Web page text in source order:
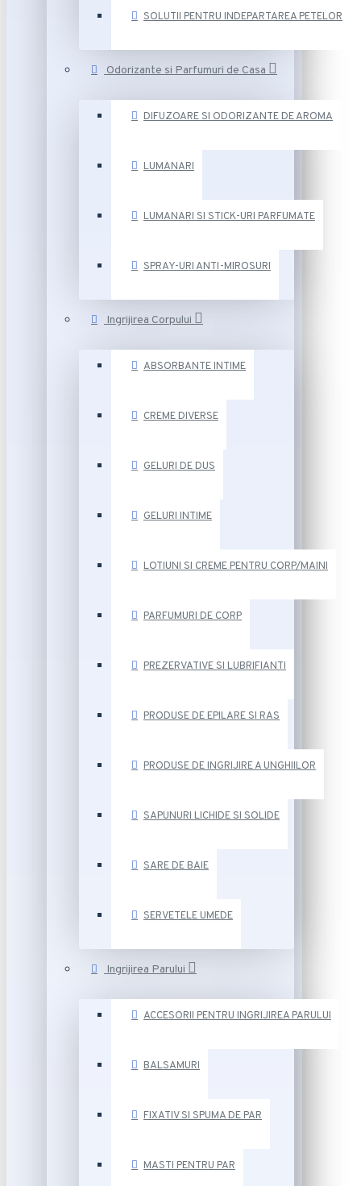
SOLUTII PENTRU INDEPARTAREA PETELOR
Odorizante si Parfumuri de Casa
DIFUZOARE SI ODORIZANTE DE AROMA
LUMANARI
LUMANARI SI STICK-URI PARFUMATE
SPRAY-URI ANTI-MIROSURI
Ingrijirea Corpului
ABSORBANTE INTIME
CREME DIVERSE
GELURI DE DUS
GELURI INTIME
LOTIUNI SI CREME PENTRU CORP/MAINI
PARFUMURI DE CORP
PREZERVATIVE SI LUBRIFIANTI
PRODUSE DE EPILARE SI RAS
PRODUSE DE INGRIJIRE A UNGHIILOR
SAPUNURI LICHIDE SI SOLIDE
SARE DE BAIE
SERVETELE UMEDE
Ingrijirea Parului
ACCESORII PENTRU INGRIJIREA PARULUI
BALSAMURI
FIXATIV SI SPUMA DE PAR
MASTI PENTRU PAR